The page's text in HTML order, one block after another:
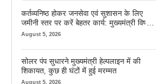
कर्तव्यनिष्ठ होकर जनसेवा एवं सुशासन के लिए
जमीनी स्तर पर करें बेहतर कार्य: मुख्यमंत्री विष्णु
देव साय
August 5, 2026
सोलर पंप सुधारने मुख्यमंत्री हेल्पलाइन में की
शिकायत, कुछ ही घंटों में हुई मरम्मत
August 5, 2026